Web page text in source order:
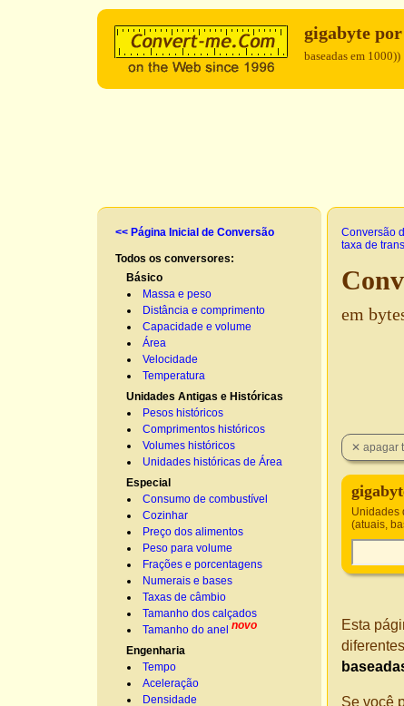
gigabyte
baseadas em 1000))
<< Página Inicial de Conversão
Todos os conversores:
Básico
Massa e peso
Distância e comprimento
Capacidade e volume
Área
Velocidade
Temperatura
Unidades Antigas e Históricas
Pesos históricos
Comprimentos históricos
Volumes históricos
Unidades históricas de Área
Especial
Consumo de combustível
Cozinhar
Preço dos alimentos
Peso para volume
Frações e porcentagens
Numerais e bases
Taxas de câmbio
Tamanho dos calçados
Tamanho do anel novo
Engenharia
Tempo
Aceleração
Densidade
Conversão
taxa de
em
Unidades
(atuais,
Esta
Se você